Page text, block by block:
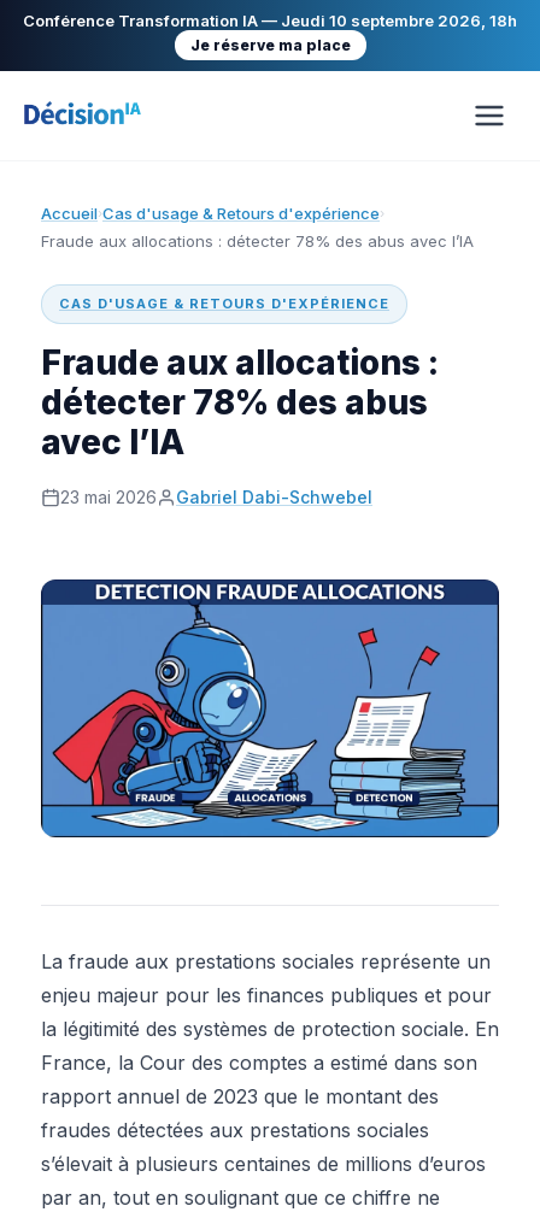
Conférence Transformation IA — Jeudi 10 septembre 2026, 18h
Je réserve ma place
Accueil›Cas d'usage & Retours d'expérience›
Fraude aux allocations : détecter 78% des abus avec l’IA
CAS D'USAGE & RETOURS D'EXPÉRIENCE
Fraude aux allocations :
détecter 78% des abus
avec l’IA
23 mai 2026 Gabriel Dabi-Schwebel
La fraude aux prestations sociales représente un
enjeu majeur pour les finances publiques et pour
la légitimité des systèmes de protection sociale. En
France, la Cour des comptes a estimé dans son
rapport annuel de 2023 que le montant des
fraudes détectées aux prestations sociales
s’élevait à plusieurs centaines de millions d’euros
par an, tout en soulignant que ce chiffre ne